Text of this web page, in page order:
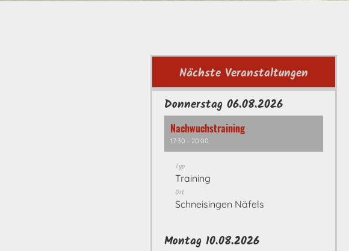
Nächste Veranstaltungen
Donnerstag 06.08.2026
Nachwuchstraining
17:30 - 20:00
Typ
Training
Ort
Schneisingen Näfels
Montag 10.08.2026